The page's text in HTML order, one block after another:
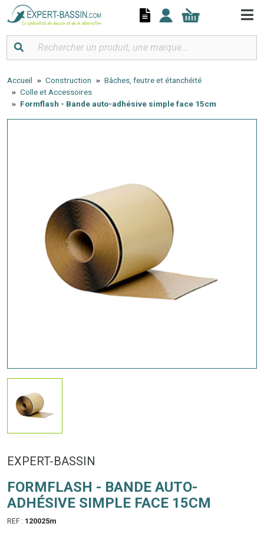
Accueil Construction
Bâches, feutre et étanchéité
Colle et Accessoires
Formflash - Bande auto-adhésive simple face 15cm
EXPERT-BASSIN
FORMFLASH - BANDE AUTO-
ADHÉSIVE SIMPLE FACE 15CM
REF : 120025m
Panneau de gestion des cookies